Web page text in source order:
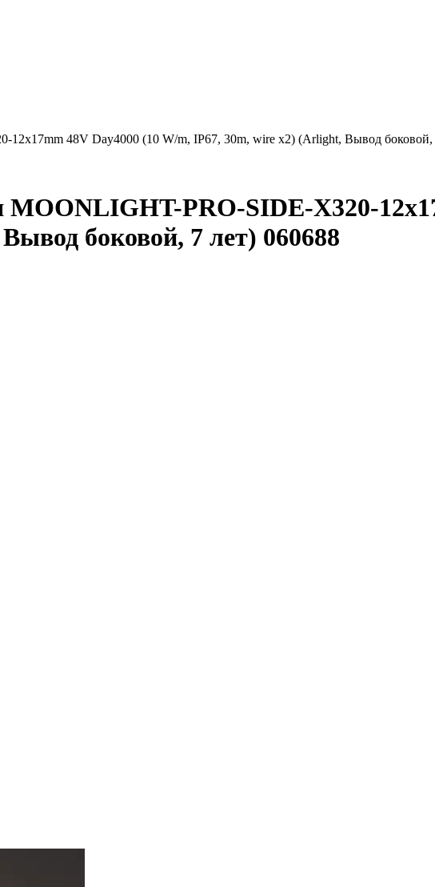
12x17mm 48V Day4000 (10 W/m, IP67, 30m, wire x2) (Arlight, Вывод боковой,
MOONLIGHT-PRO-SIDE-X320-
боковой, 7 лет) 060688